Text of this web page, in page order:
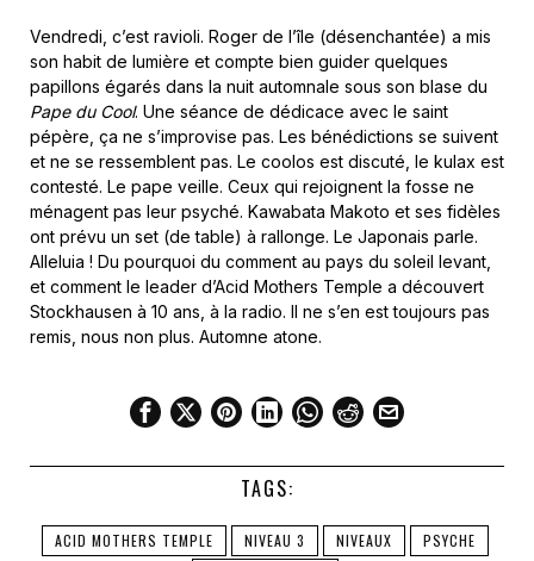
Vendredi, c’est ravioli. Roger de l’île (désenchantée) a mis
son habit de lumière et compte bien guider quelques
papillons égarés dans la nuit automnale sous son blase du
Pape du Cool. Une séance de dédicace avec le saint
pépère, ça ne s’improvise pas. Les bénédictions se suivent
et ne se ressemblent pas. Le coolos est discuté, le kulax est
contesté. Le pape veille. Ceux qui rejoignent la fosse ne
ménagent pas leur psyché. Kawabata Makoto et ses fidèles
ont prévu un set (de table) à rallonge. Le Japonais parle.
Alleluia ! Du pourquoi du comment au pays du soleil levant,
et comment le leader d’Acid Mothers Temple a découvert
Stockhausen à 10 ans, à la radio. Il ne s’en est toujours pas
remis, nous non plus. Automne atone.
TAGS:
ACID MOTHERS TEMPLE NIVEAU 3 NIVEAUX
PSYCHE